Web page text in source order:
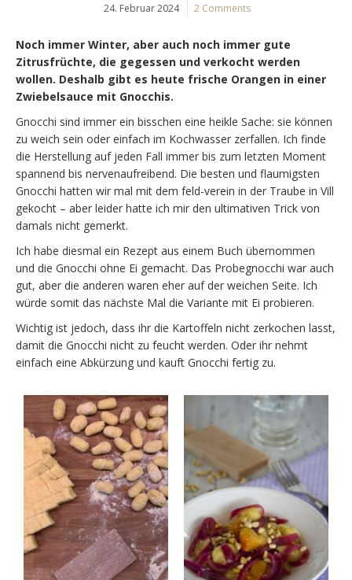
24. Februar 2024 2 Comments
Noch immer Winter, aber auch noch immer gute
Zitrusfrüchte, die gegessen und verkocht werden
wollen. Deshalb gibt es heute frische Orangen in einer
Zwiebelsauce mit Gnocchis.
Gnocchi sind immer ein bisschen eine heikle Sache: sie können
zu weich sein oder einfach im Kochwasser zerfallen. Ich finde
die Herstellung auf jeden Fall immer bis zum letzten Moment
spannend bis nervenaufreibend. Die besten und flaumigsten
Gnocchi hatten wir mal mit dem feld-verein in der Traube in Vill
gekocht – aber leider hatte ich mir den ultimativen Trick von
damals nicht gemerkt.
Ich habe diesmal ein Rezept aus einem Buch übernommen
und die Gnocchi ohne Ei gemacht. Das Probegnocchi war auch
gut, aber die anderen waren eher auf der weichen Seite. Ich
würde somit das nächste Mal die Variante mit Ei probieren.
Wichtig ist jedoch, dass ihr die Kartoffeln nicht zerkochen lasst,
damit die Gnocchi nicht zu feucht werden. Oder ihr nehmt
einfach eine Abkürzung und kauft Gnocchi fertig zu.